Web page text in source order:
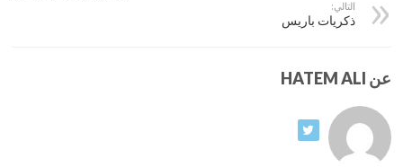
التالي:
ذكريات باريس
عن HATEM ALI